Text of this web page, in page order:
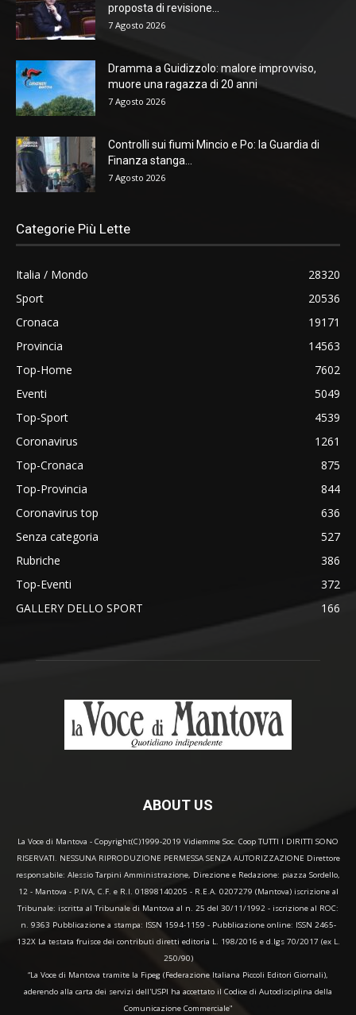
proposta di revisione...
7 Agosto 2026
Dramma a Guidizzolo: malore improvviso,
muore una ragazza di 20 anni
7 Agosto 2026
Controlli sui fiumi Mincio e Po: la Guardia di
Finanza stanga...
7 Agosto 2026
Categorie Più Lette
Italia / Mondo
28320
Sport
20536
Cronaca
19171
Provincia
14563
Top-Home
7602
Eventi
5049
Top-Sport
4539
Coronavirus
1261
Top-Cronaca
875
Top-Provincia
844
Coronavirus top
636
Senza categoria
527
Rubriche
386
Top-Eventi
372
GALLERY DELLO SPORT
166
ABOUT US
La Voce di Mantova - Copyright(C)1999-2019 Vidiemme Soc. Coop TUTTI I DIRITTI SONO
RISERVATI. NESSUNA RIPRODUZIONE PERMESSA SENZA AUTORIZZAZIONE Direttore
responsabile: Alessio Tarpini Amministrazione, Direzione e Redazione: piazza Sordello,
12 - Mantova - P.IVA, C.F. e R.I. 01898140205 - R.E.A. 0207279 (Mantova) iscrizione al
Tribunale: iscritta al Tribunale di Mantova al n. 25 del 30/11/1992 - iscrizione al ROC:
n. 9363 Pubblicazione a stampa: ISSN 1594-1159 - Pubblicazione online: ISSN 2465-
132X La testata fruisce dei contributi diretti editoria L. 198/2016 e d.lgs 70/2017 (ex L.
250/90)
“La Voce di Mantova tramite la Fipeg (Federazione Italiana Piccoli Editori Giornali),
aderendo alla carta dei servizi dell'USPI ha accettato il Codice di Autodisciplina della
Comunicazione Commerciale"